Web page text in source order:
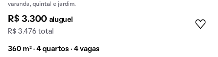
varanda, quintal e jardim.
R$ 3.300 aluguel
R$ 3.476 total
360 m² · 4 quartos · 4 vagas